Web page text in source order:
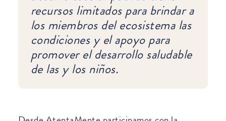
recursos limitados para brindar a
los miembros del ecosistema las
condiciones y el apoyo para
promover el desarrollo saludable
de las y los niños.